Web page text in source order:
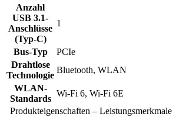
Anzahl
USB 3.1-
Anschlüsse
(Typ-C)
1
Bus-Typ
PCIe
Drahtlose
Technologie
Bluetooth, WLAN
WLAN-
Standards
Wi-Fi 6, Wi-Fi 6E
Produkteigenschaften – Leistungsmerkmale